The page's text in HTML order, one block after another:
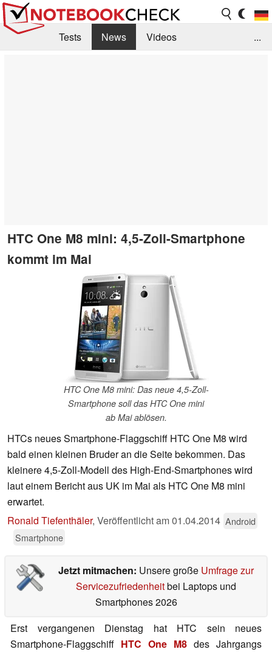
Tests News
Videos
...
HTC One M8 mini: 4,5-Zoll-Smartphone
kommt im Mai
HTC One M8 mini: Das neue 4,5-Zoll-
Smartphone soll das HTC One mini
ab Mai ablösen.
HTCs neues Smartphone-Flaggschiff HTC One M8 wird
bald einen kleinen Bruder an die Seite bekommen. Das
kleinere 4,5-Zoll-Modell des High-End-Smartphones wird
laut einem Bericht aus UK im Mai als HTC One M8 mini
erwartet.
Ronald Tiefenthäler, Veröffentlicht am01.04.2014 Android
Smartphone
Jetzt mitmachen: Unsere große Umfrage zur
Servicezufriedenheitbei Laptops und
Smartphones 2026
Erst vergangenen Dienstag hat HTC sein neues
Smartphone-Flaggschiff HTC One M8 des Jahrgangs